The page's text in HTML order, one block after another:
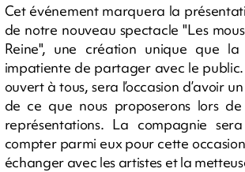
Cet événement marquera la
de notre nouveau spectacle "Les
Reine", une création unique que
impatiente de partager avec le
ouvert à tous, sera l’occasion d’avoir
de ce que nous proposerons lors
représentations. La compagnie
compter parmi eux pour cette
échanger avec les artistes et la